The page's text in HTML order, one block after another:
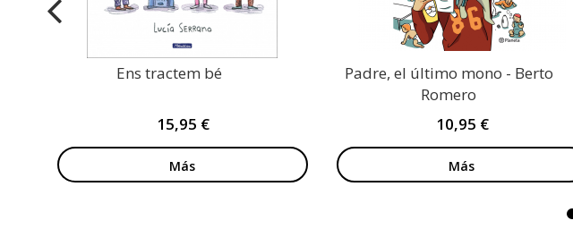
Ens tractem bé
15,95 €
Más
Padre, el último mono - Berto
Romero
10,95 €
Más